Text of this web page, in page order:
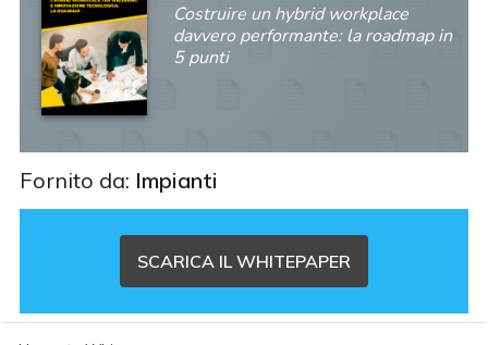
Costruire un hybrid workplace
davvero performante: la roadmap in
5 punti
Fornito da: Impianti
SCARICA IL WHITEPAPER